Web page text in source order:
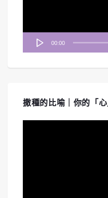
00:00
撒種的比喻｜你的「